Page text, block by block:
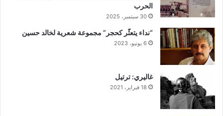
الحرب
30 سبتمبر، 2025
“نداء يتعثّر كحجر” مجموعة شعرية لخالد حسين
6 يونيو، 2023
غاليري: ترتيل
18 فبراير، 2021